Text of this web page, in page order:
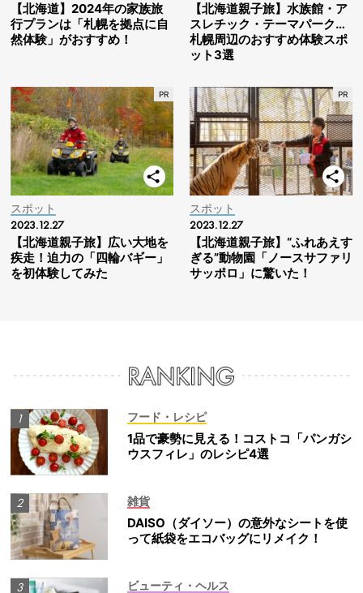
【北海道】2024年の家族旅
行プランは「札幌を拠点に自
然体験」がおすすめ！
【北海道親子旅】水族館・ア
スレチック・テーマパーク…
札幌周辺のおすすめ体験スポ
ット3選
スポット
2023.12.27
【北海道親子旅】広い大地を
疾走！迫力の「四輪バギー」
を初体験してみた
スポット
2023.12.27
【北海道親子旅】“ふれあえす
ぎる”動物園「ノースサファリ
サッポロ」に驚いた！
フード・レシピ
1品で豪勢に見える！コストコ「パンガシ
ウスフィレ」のレシピ4選
雑貨
DAISO（ダイソー）の意外なシートを使
って紙袋をエコバッグにリメイク！
ビューティ・ヘルス